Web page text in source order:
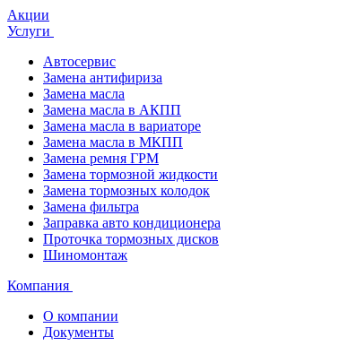
Акции
Услуги
Автосервис
Замена антифириза
Замена масла
Замена масла в АКПП
Замена масла в вариаторе
Замена масла в МКПП
Замена ремня ГРМ
Замена тормозной жидкости
Замена тормозных колодок
Замена фильтра
Заправка авто кондиционера
Проточка тормозных дисков
Шиномонтаж
Компания
О компании
Документы